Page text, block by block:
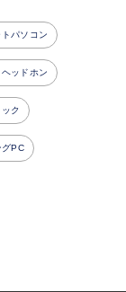
トパソコン
ヘッドホン
ク
グPC